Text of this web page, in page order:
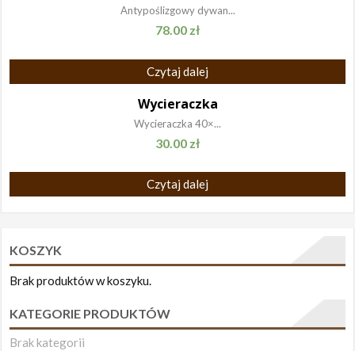
Antypoślizgowy dywan...
78.00 zł
Czytaj dalej
Wycieraczka
Wycieraczka 40×...
30.00 zł
Czytaj dalej
KOSZYK
Brak produktów w koszyku.
KATEGORIE PRODUKTÓW
Brak kategorii